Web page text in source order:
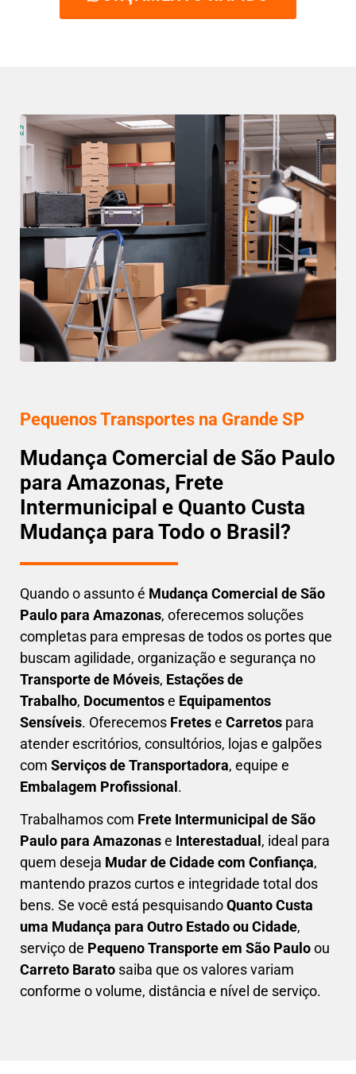
Pequenos Transportes na Grande SP
Mudança Comercial de São Paulo
para Amazonas, Frete
Intermunicipal e Quanto Custa
Mudança para Todo o Brasil?
Quando o assunto é Mudança Comercial de São
Paulo para Amazonas, oferecemos soluções
completas para empresas de todos os portes que
buscam agilidade, organização e segurança no
Transporte de Móveis, Estações de
Trabalho, Documentose Equipamentos
Sensíveis. Oferecemos Fretese Carretos para
atender escritórios, consultórios, lojas e galpões
com Serviços de Transportadora, equipe e
Embalagem Profissional.
Trabalhamos com Frete Intermunicipal de São
Paulo para Amazonase Interestadual , ideal para
quem deseja Mudar de Cidade com Confiança,
mantendo prazos curtos e integridade total dos
bens. Se você está pesquisandoQuanto Custa
uma Mudança para Outro Estado ou Cidade,
serviço de Pequeno Transporte em São Pauloou
Carreto Barato saiba que os valores variam
conforme o volume, distância e nível de serviço.